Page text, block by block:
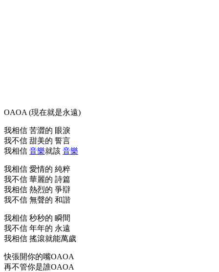
OAOA (現在就是永遠)
我相信 苦澀的 眼淚
我不信 甜美的 誓言
我相信 音樂就該 音樂
我相信 愛情的 純粹
我不信 華麗的 詩篇
我相信 熱烈的 爭辯
我不信 無聲的 和諧
我相信 秒秒的 瞬間
我不信 年年的 永遠
我相信 搖滾就能萬歲
快張開你的嘴OAOA
再不管你是誰OAOA